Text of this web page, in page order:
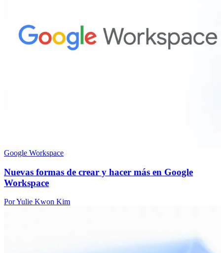
Google Workspace
Nuevas formas de crear y hacer más en Google
Workspace
Por Yulie Kwon Kim